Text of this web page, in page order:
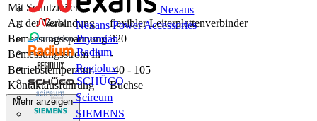
Nexans
Nexans Power Accessories
Prysmian
Radium
Regiolux
SCHÜCO
Scireum
SIEMENS
Mit Schutzleiter
-
Art der Verbindung
flexibler Leiterplattenverbinder
Bemessungsspannung 320
Bemessungsstrom In
-
Betriebstemperatur
-40 - 105
Kontaktausführung
Buchse
Mehr anzeigen